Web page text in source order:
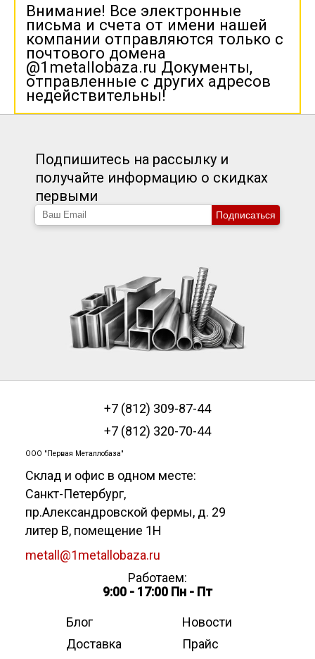
Внимание! Все электронные
письма и счета от имени нашей
компании отправляются только с
почтового домена
@1metallobaza.ru Документы,
отправленные с других адресов
недействительны!
Подпишитесь на рассылку и
получайте информацию о скидках
первыми
Подписаться
+7 (812) 309-87-44
+7 (812) 320-70-44
ООО "Первая Металлобаза"
Склад и офис в одном месте:
Санкт-Петербург,
пр.Александровской фермы, д. 29
литер В, помещение 1Н
metall@1metallobaza.ru
Работаем:
9:00 - 17:00 Пн - Пт
Блог
Новости
Доставка
Прайс